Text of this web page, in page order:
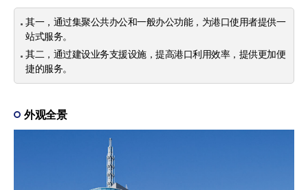
其一，通过集聚公共办公和一般办公功能，为港口使用者提供一
站式服务。
其二，通过建设业务支援设施，提高港口利用效率，提供更加便
捷的服务。
外观全景